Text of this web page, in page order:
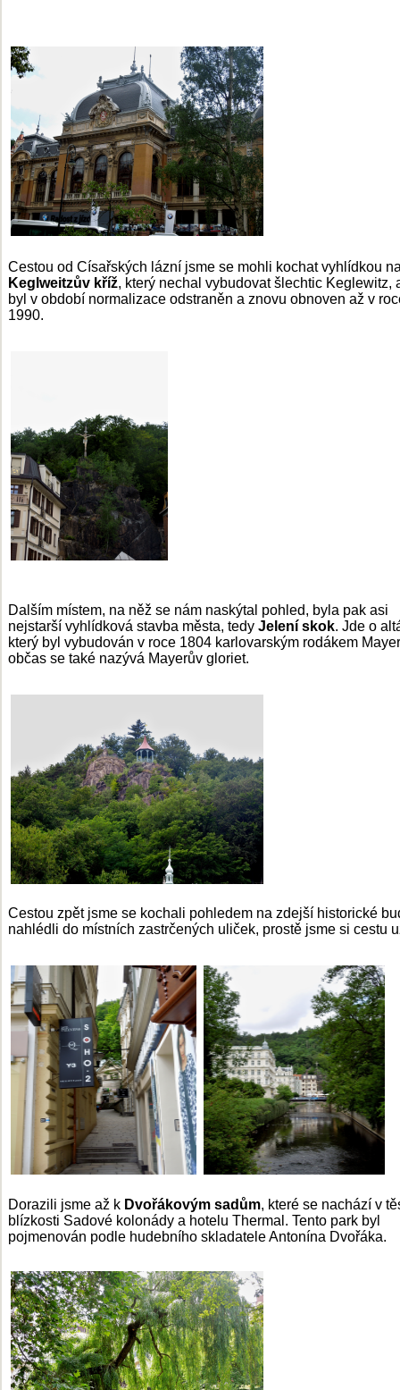
Cestou od Císařských lázní jsme se mohli kochat vyhlídkou
Keglweitzův kříž, který nechal vybudovat šlechtic Keglewitz,
byl v období normalizace odstraněn a znovu obnoven až v
1990.
Dalším místem, na něž se nám naskýtal pohled, byla pak asi
nejstarší vyhlídková stavba města, tedy Jelení skok. Jde o
který byl vybudován v roce 1804 karlovarským rodákem
občas se také nazývá Mayerův gloriet.
Cestou zpět jsme se kochali pohledem na zdejší historické
nahlédli do místních zastrčených uliček, prostě jsme si cestu
Dorazili jsme až k Dvořákovým sadům, které se nachází v
blízkosti Sadové kolonády a hotelu Thermal. Tento park byl
pojmenován podle hudebního skladatele Antonína Dvořáka.